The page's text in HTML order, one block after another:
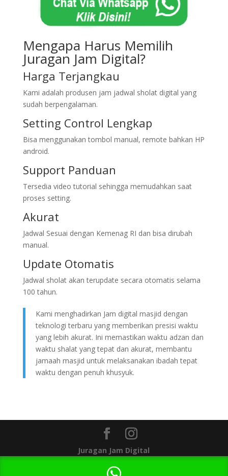
Mengapa Harus Memilih
Juragan Jam Digital?
Harga Terjangkau
Kami adalah produsen jam jadwal sholat digital yang
sudah berpengalaman.
Setting Control Lengkap
Bisa menggunakan tombol manual, remote bahkan HP
android.
Support Panduan
Tersedia video tutorial sehingga memudahkan saat
proses setting.
Akurat
Jadwal Sesuai dengan Kemenag RI dan bisa dirubah
manual.
Update Otomatis
Jadwal sholat akan terupdate secara otomatis selama
100 tahun.
Kami menghadirkan Jam digital masjid dengan
teknologi terbaru yang memberikan presisi waktu
yang lebih akurat. Ini memastikan waktu adzan dan
waktu shalat yang tepat dan akurat, membantu
jamaah masjid untuk melaksanakan ibadah tepat
waktu dengan penuh khusyuk.
Juragan Jam Digital